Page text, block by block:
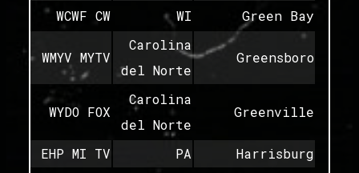
Green Bay
WI
WCWF CW
Greensboro
Carolina
del Norte
WMYV MYTV
Greenville
Carolina
del Norte
WYDO FOX
Harrisburg
PA
EHP MI TV